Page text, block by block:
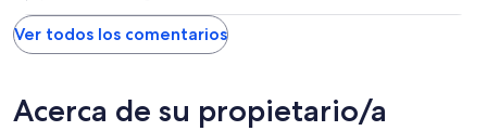
Ver todos los comentarios
Acerca de su propietario/a